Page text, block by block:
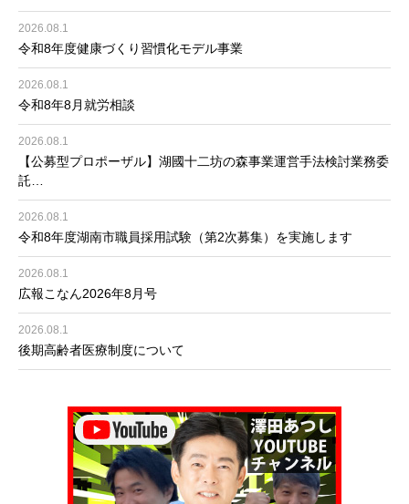
2026.08.1
令和8年度健康づくり習慣化モデル事業
2026.08.1
令和8年8月就労相談
2026.08.1
【公募型プロポーザル】湖國十二坊の森事業運営手法検討業務委
託…
2026.08.1
令和8年度湖南市職員採用試験（第2次募集）を実施します
2026.08.1
広報こなん2026年8月号
2026.08.1
後期高齢者医療制度について